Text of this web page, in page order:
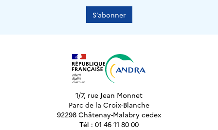
S’abonner
1/7, rue Jean Monnet
Parc de la Croix-Blanche
92298 Châtenay-Malabry cedex
Tél : 01 46 11 80 00